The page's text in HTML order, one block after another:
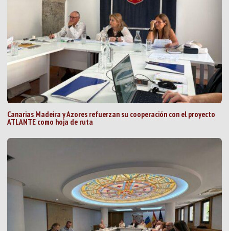
Canarias Madeira y Azores refuerzan su cooperación con el proyecto
ATLANTE como hoja de ruta